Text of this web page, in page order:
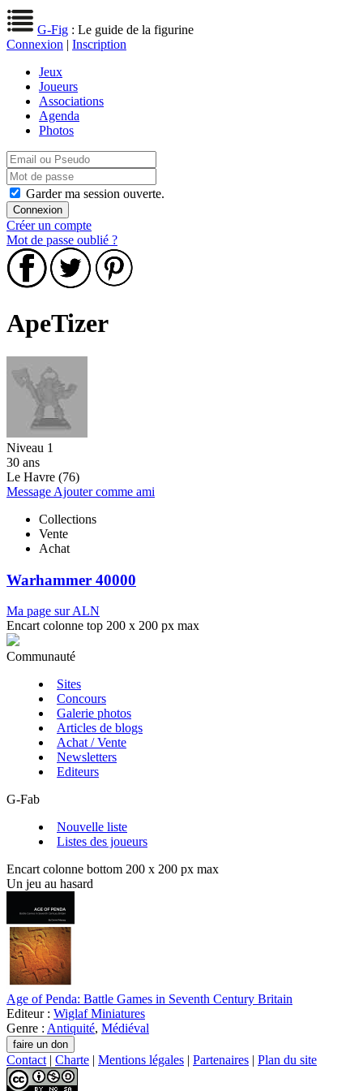
G-Fig : Le guide de la figurine
Connexion | Inscription
Jeux
Joueurs
Associations
Agenda
Photos
Garder ma session ouverte.
Créer un compte
Mot de passe oublié ?
ApeTizer
Niveau 1
30 ans
Le Havre (76)
Message Ajouter comme ami
Collections
Vente
Achat
Warhammer 40000
Ma page sur ALN
Encart colonne top 200 x 200 px max
Communauté
Sites
Concours
Galerie photos
Articles de blogs
Achat / Vente
Newsletters
Editeurs
G-Fab
Nouvelle liste
Listes des joueurs
Encart colonne bottom 200 x 200 px max
Un jeu au hasard
Age of Penda: Battle Games in Seventh Century Britain
Editeur : Wiglaf Miniatures
Genre : Antiquité, Médiéval
Contact | Charte | Mentions légales | Partenaires | Plan du site